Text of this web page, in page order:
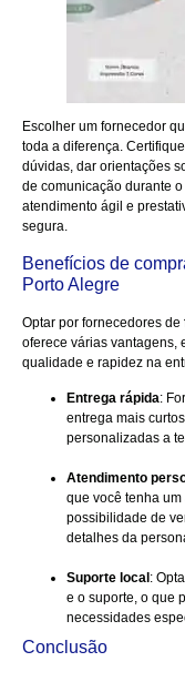
Escolher um fornecedor
toda a diferença.
dúvidas, dar orientações
de comunicação durante
atendimento ágil e
segura.
Benefícios de
Porto Alegre
Optar por fornecedores de
oferece várias vantagens,
qualidade e rapidez na
Entrega rápida:
entrega mais
personalizadas a
Atendimento
que você tenha
possibilidade de
detalhes da
Suporte local :
e o suporte, o que
necessidades
Conclusão